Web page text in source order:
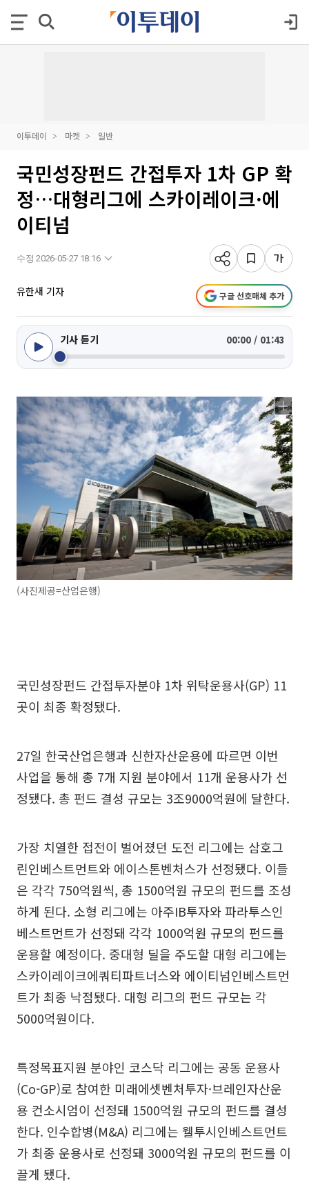
이투데이 마켓 일반
국민성장펀드 간접투자 1차 GP 확
정…대형리그에 스카이레이크·에
이티넘
수정 2026-05-27 18:16
유한새 기자 구글 선호매체 추가
기사 듣기 00:00 / 01:43
(사진제공=산업은행)
국민성장펀드 간접투자분야 1차 위탁운용사(GP) 11
곳이 최종 확정됐다.
27일 한국산업은행과 신한자산운용에 따르면 이번
사업을 통해 총 7개 지원 분야에서 11개 운용사가 선
정됐다. 총 펀드 결성 규모는 3조9000억원에 달한다.
가장 치열한 접전이 벌어졌던 도전 리그에는 삼호그
린인베스트먼트와 에이스톤벤처스가 선정됐다. 이들
은 각각 750억원씩, 총 1500억원 규모의 펀드를 조성
하게 된다. 소형 리그에는 아주IB투자와 파라투스인
베스트먼트가 선정돼 각각 1000억원 규모의 펀드를
운용할 예정이다. 중대형 딜을 주도할 대형 리그에는
스카이레이크에쿼티파트너스와 에이티넘인베스트먼
트가 최종 낙점됐다. 대형 리그의 펀드 규모는 각
5000억원이다.
특정목표지원 분야인 코스닥 리그에는 공동 운용사
(Co-GP)로 참여한 미래에셋벤처투자·브레인자산운
용 컨소시엄이 선정돼 1500억원 규모의 펀드를 결성
한다. 인수합병(M&A) 리그에는 웰투시인베스트먼트
가 최종 운용사로 선정돼 3000억원 규모의 펀드를 이
끌게 됐다.